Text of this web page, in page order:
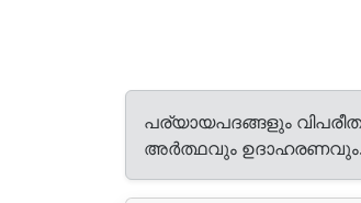
പര്യായപദങ്ങളും
അർത്ഥവും ഉദാഹരണവും.